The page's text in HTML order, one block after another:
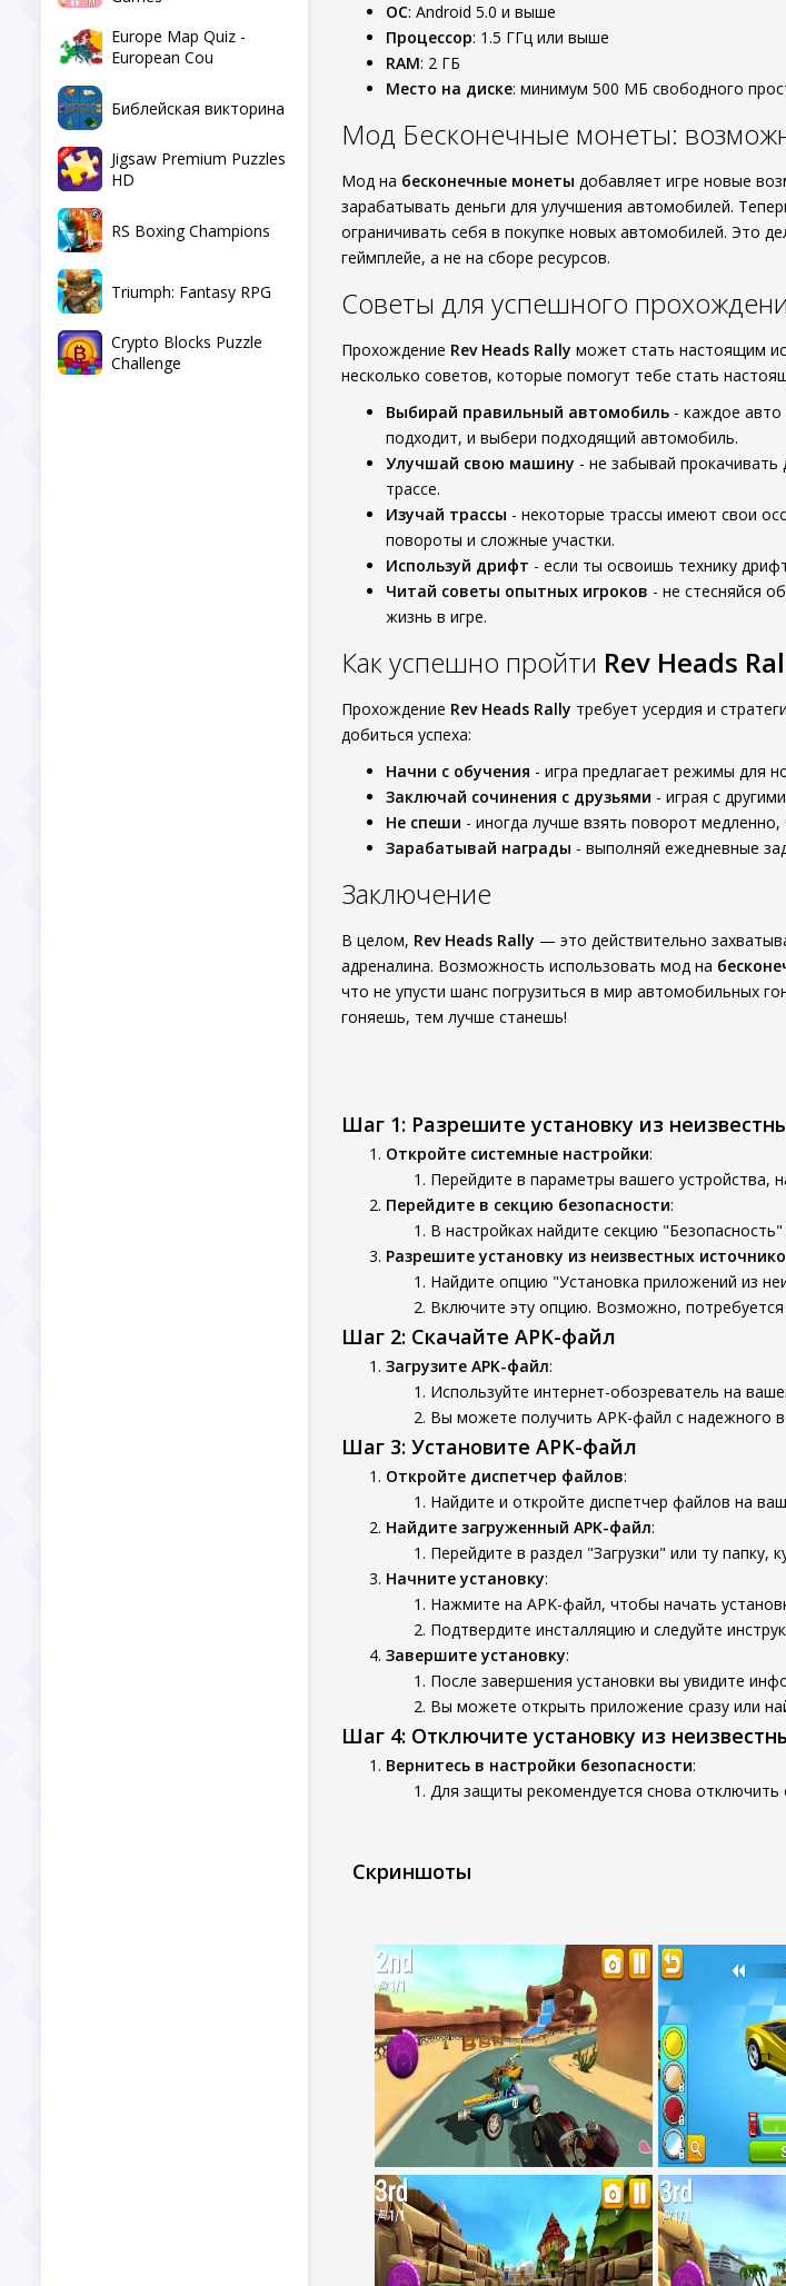
Europe Map Quiz -
European Cou
Библейская викторина
Jigsaw Premium Puzzles
HD
RS Boxing Champions
Triumph: Fantasy RPG
Crypto Blocks Puzzle
Challenge
ОС: Android 5.0 и выше
Процессор: 1.5 ГГц или выше
RAM: 2 ГБ
Место на диске: минимум 500 МБ свободного
Мод Бесконечные монеты:
Мод на бесконечные монеты добавляет игре новые
зарабатывать деньги для улучшения автомобилей.
ограничивать себя в покупке новых автомобилей. Это
геймплейе, а не на сборе ресурсов.
Советы для успешного
Прохождение Rev Heads Rally может стать настоящим
несколько советов, которые помогут тебе стать
Выбирай правильный автомобиль - каждое авто
подходит, и выбери подходящий автомобиль.
Улучшай свою машину - не забывай
трассе.
Изучай трассы - некоторые трассы имеют свои
повороты и сложные участки.
Используй дрифт - если ты освоишь технику
Читай советы опытных игроков - не стесняйся
жизнь в игре.
Как успешно пройти Rev Heads
Прохождение Rev Heads Rally требует усердия и
добиться успеха:
Начни с обучения - игра предлагает режимы для
Заключай сочинения с друзьями - играя с
Не спеши - иногда лучше взять поворот
Зарабатывай награды - выполняй ежедневные
Заключение
В целом, Rev Heads Rally — это действительно
адреналина. Возможность использовать мод на
что не упусти шанс погрузиться в мир автомобильных
гоняешь, тем лучше станешь!
Шаг 1: Разрешите установку из
Откройте системные настройки:
Перейдите в параметры вашего устройства,
Перейдите в секцию безопасности:
В настройках найдите секцию
Разрешите установку из неизвестных
Найдите опцию "Установка приложений из
Включите эту опцию. Возможно, потребуется
Шаг 2: Скачайте APK-файл
Загрузите APK-файл:
Используйте интернет-обозреватель на
Вы можете получить APK-файл с надежного
Шаг 3: Установите APK-файл
Откройте диспетчер файлов:
Найдите и откройте диспетчер файлов на
Найдите загруженный APK-файл:
Перейдите в раздел "Загрузки" или ту папку,
Начните установку:
Нажмите на APK-файл, чтобы начать
Подтвердите инсталляцию и следуйте
Завершите установку:
После завершения установки вы увидите
Вы можете открыть приложение сразу или
Шаг 4: Отключите установку из
Вернитесь в настройки безопасности:
Для защиты рекомендуется снова отключить
Скриншоты